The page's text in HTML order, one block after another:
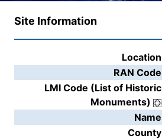
Site Information
Location
RAN Code
LMI Code (List of Historic
Monuments)
Name
County